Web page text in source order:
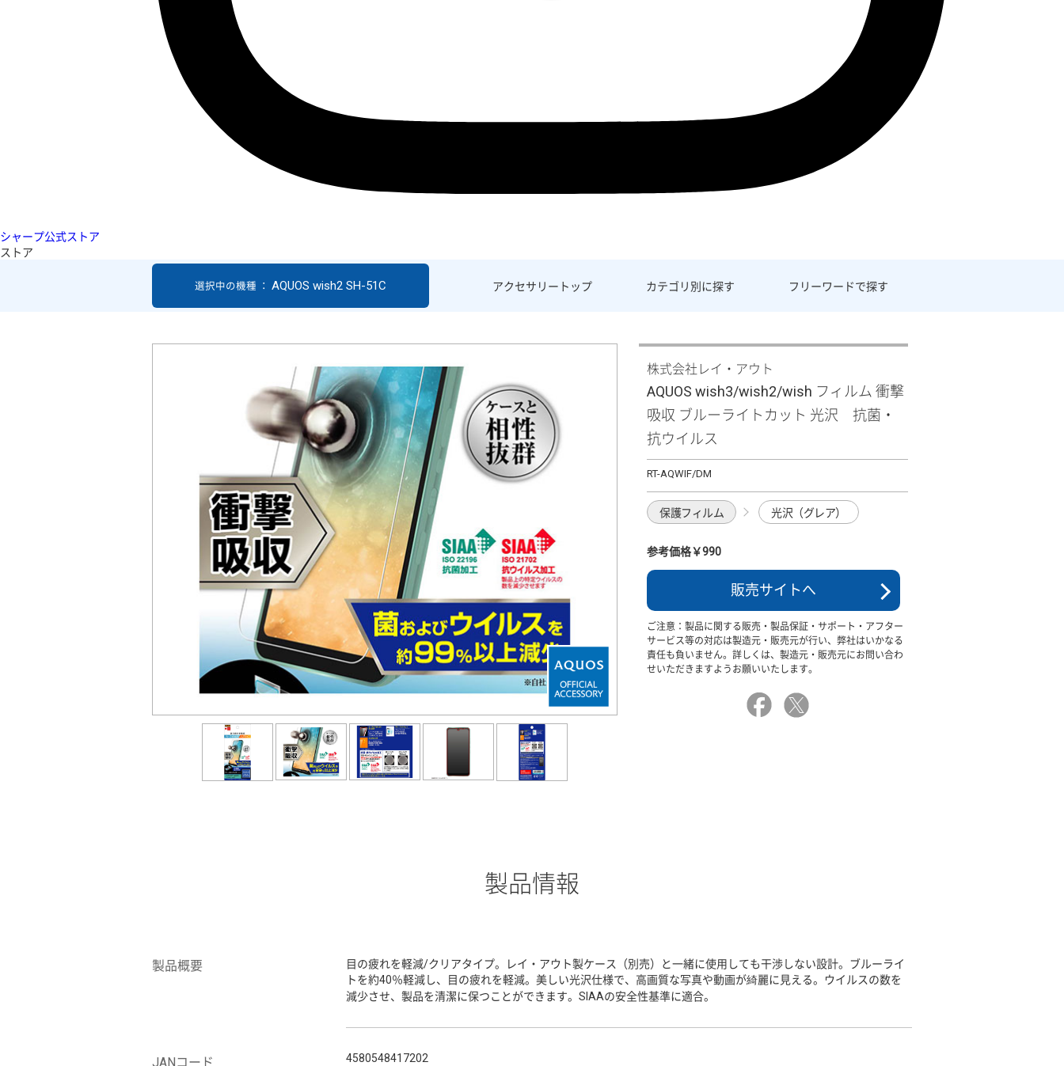
シャープ公式ストア
ストア
アクセサリー トップ カテゴリ別に探す フリーワードで探す
選択中の機種 ： AQUOS wish2 SH-51C
株式会社レイ・アウト
AQUOS wish3/wish2/wish フィルム 衝撃
吸収 ブルーライトカット 光沢 抗菌・
抗ウイルス
RT-AQWIF/DM
保護フィルム 光沢（グレア）
参考価格￥990
販売サイトへ
ご注意：製品に関する販売・製品保証・サポート・アフター
サービス等の対応は製造元・販売元が行い、弊社はいかなる
責任も負いません。詳しくは、製造元・販売元にお問い合わ
せいただきますようお願いいたします。
製品情報
製品概要
目の疲れを軽減/クリアタイプ。レイ・アウト製ケース（別売）と一緒に使用しても干渉しない設計。ブルーライ
トを約40％軽減し、目の疲れを軽減。美しい光沢仕様で、高画質な写真や動画が綺麗に見える。ウイルスの数を
減少させ、製品を清潔に保つことができます。SIAAの安全性基準に適合。
JANコード 4580548417202